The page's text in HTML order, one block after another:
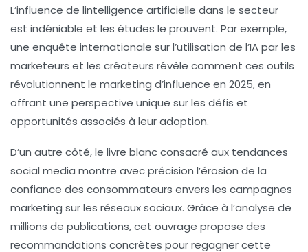
L’influence de lintelligence artificielle dans le secteur
est indéniable et les études le prouvent. Par exemple,
une enquête internationale sur l’utilisation de l’IA par les
marketeurs et les créateurs révèle comment ces outils
révolutionnent le marketing d’influence en 2025, en
offrant une perspective unique sur les défis et
opportunités associés à leur adoption.
D’un autre côté, le livre blanc consacré aux tendances
social media montre avec précision l’érosion de la
confiance des consommateurs envers les campagnes
marketing sur les réseaux sociaux. Grâce à l’analyse de
millions de publications, cet ouvrage propose des
recommandations concrètes pour regagner cette